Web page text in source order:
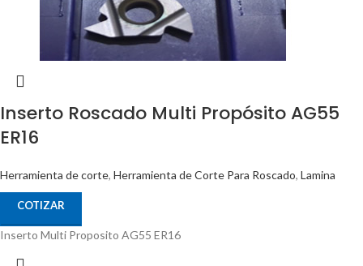
Inserto Roscado Multi Propósito AG55
ER16
Herramienta de corte, Herramienta de Corte Para Roscado, Lamina
COTIZAR
Inserto Multi Proposito AG55 ER16